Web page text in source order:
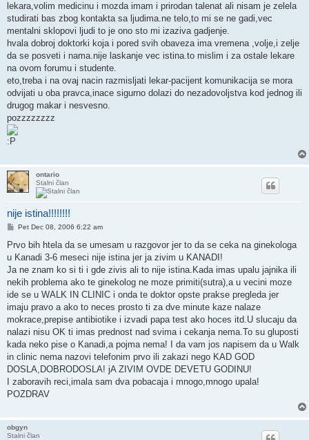
lekara,volim medicinu i mozda imam i prirodan talenat ali nisam je zelela
studirati bas zbog kontakta sa ljudima.ne telo,to mi se ne gadi,vec
mentalni sklopovi ljudi to je ono sto mi izaziva gadjenje.
hvala dobroj doktorki koja i pored svih obaveza ima vremena ,volje,i zelje
da se posveti i nama.nije laskanje vec istina.to mislim i za ostale lekare
na ovom forumu i studente.
eto,treba i na ovaj nacin razmisljati lekar-pacijent komunikacija se mora
odvijati u oba pravca,inace sigurno dolazi do nezadovoljstva kod jednog ili
drugog makar i nesvesno.
pozzzzzzzz
ontario
Stalni član
nije istina!!!!!!!!
Post
Pet Dec 08, 2006 6:22 am
Prvo bih htela da se umesam u razgovor jer to da se ceka na ginekologa
u Kanadi 3-6 meseci nije istina jer ja zivim u KANADI!
Ja ne znam ko si ti i gde zivis ali to nije istina.Kada imas upalu jajnika ili
nekih problema ako te ginekolog ne moze primiti(sutra),a u vecini moze
ide se u WALK IN CLINIC i onda te doktor opste prakse pregleda jer
imaju pravo a ako to neces prosto ti za dve minute kaze nalaze
mokrace,prepise antibiotike i izvadi papa test ako hoces itd.U slucaju da
nalazi nisu OK ti imas prednost nad svima i cekanja nema.To su gluposti
kada neko pise o Kanadi,a pojma nema! I da vam jos napisem da u Walk
in clinic nema nazovi telefonim prvo ili zakazi nego KAD GOD
DOSLA,DOBRODOSLA! jA ZIVIM OVDE DEVETU GODINU!
I zaboravih reci,imala sam dva pobacaja i mnogo,mnogo upala!
POZDRAV
obgyn
Stalni član